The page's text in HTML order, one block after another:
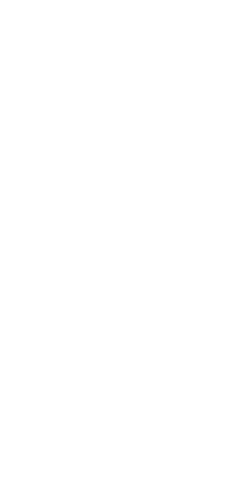
；
；